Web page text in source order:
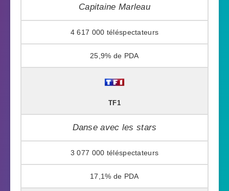
Capitaine Marleau
4 617 000
25,9%
TF1
Danse avec les stars
3 077 000
17,1%